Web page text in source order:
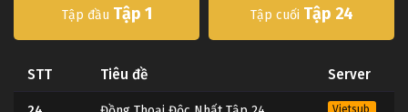
Tập đầu Tập 1 Tập cuối Tập 24
STT Tiêu đề Server